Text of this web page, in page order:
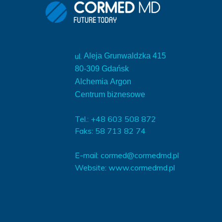
ul. Aleja Grunwaldzka 415
80-309 Gdańsk
Alchemia Argon
Centrum biznesowe
Tel.: +48 603 508 872
Faks: 58 713 82 74
E-mail: cormed@cormedmd.pl
Website: www.cormedmd.pl